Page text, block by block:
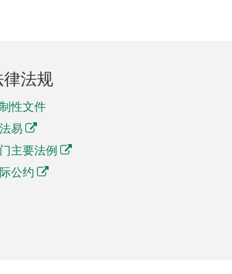
法规
性文件
易
主要法例
公约